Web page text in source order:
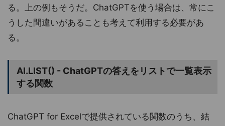
る。上の例もそうだ。ChatGPTを使う場合は、常にこ
うした間違いがあることも考えて利用する必要があ
る。
AI.LIST() - ChatGPTの答えをリストで一覧表示
する関数
ChatGPT for Excelで提供されている関数のうち、結